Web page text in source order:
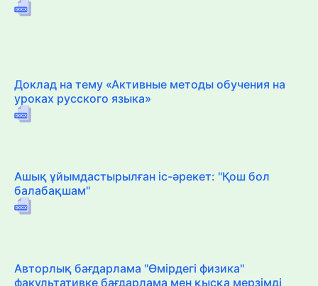
Доклад на тему «Активные методы обучения на
уроках русского языка»
Ашық ұйымдастырылған іс-әрекет: "Қош бол
балабақшам"
Авторлық бағдарлама "Өмірдегі физика"
факультативке бағдарлама мен қысқа мерзімді